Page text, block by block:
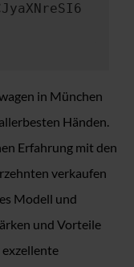
in München
Händen.
Erfahrung mit den
verkaufen
Modell und
und Vorteile